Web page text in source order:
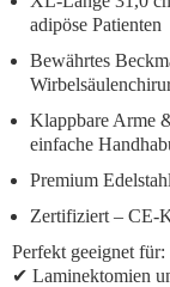
adipöse Patienten
Bewährtes
Klappbare Arme
einfache
Premium Edelstahl
Zertifiziert – CE-
Perfekt geeignet für:
✔ Laminektomien